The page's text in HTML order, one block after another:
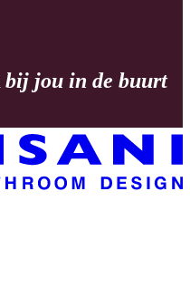
bij jou in de buurt